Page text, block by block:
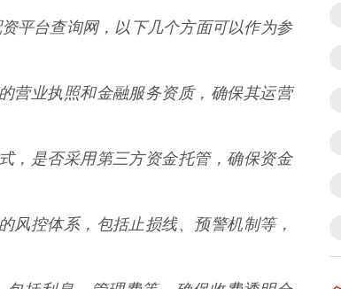
平台查询网，以下几个方面可以作为参
营业执照和金融服务资质，确保其运营
，是否采用第三方资金托管，确保资金
风控体系，包括止损线、预警机制等，